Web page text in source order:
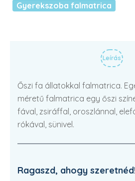
Gyerekszoba falmatrica
Leírás
Őszi fa állatokkal falmatrica.
méretű falmatrica egy őszi
fával, zsiráffal, oroszlánnal,
rókával, sünivel.
Ragaszd, ahogy